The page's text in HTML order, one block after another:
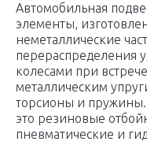
Автомобильная
элементы,
неметаллические
перераспределения
колесами при
металлическим
торсионы и
это резиновые
пневматические и